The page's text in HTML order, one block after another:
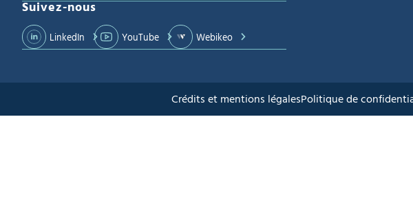
Suivez-nous
LinkedIn YouTube Webikeo
Crédits et mentions légalesPolitique de